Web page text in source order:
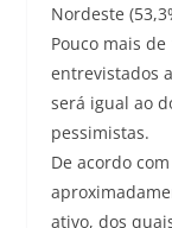
Nordeste
Pouco mais
entrevistados
será igual ao
pessimistas.
De acordo
ativo, dos